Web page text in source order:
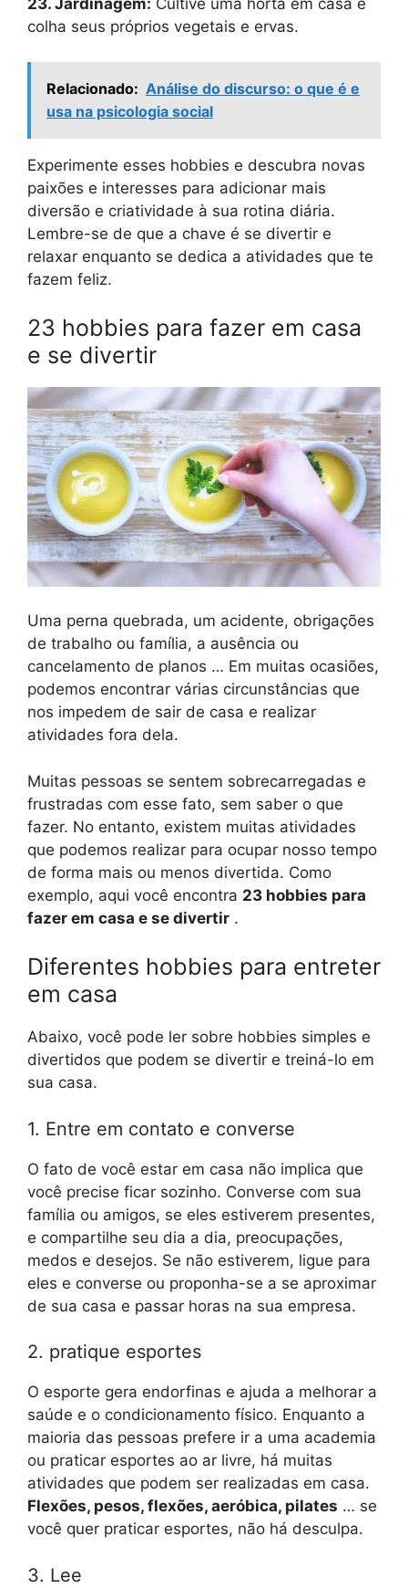
23. Jardinagem: Cultive uma horta em casa e
colha seus próprios vegetais e ervas.
Relacionado: Análise do discurso: o que é e
usa na psicologia social
Experimente esses hobbies e descubra novas
paixões e interesses para adicionar mais
diversão e criatividade à sua rotina diária.
Lembre-se de que a chave é se divertir e
relaxar enquanto se dedica a atividades que te
fazem feliz.
23 hobbies para fazer em casa
e se divertir
Uma perna quebrada, um acidente, obrigações
de trabalho ou família, a ausência ou
cancelamento de planos … Em muitas ocasiões,
podemos encontrar várias circunstâncias que
nos impedem de sair de casa e realizar
atividades fora dela.
Muitas pessoas se sentem sobrecarregadas e
frustradas com esse fato, sem saber o que
fazer. No entanto, existem muitas atividades
que podemos realizar para ocupar nosso tempo
de forma mais ou menos divertida. Como
exemplo, aqui você encontra 23 hobbies para
fazer em casa e se divertir .
Diferentes hobbies para entreter
em casa
Abaixo, você pode ler sobre hobbies simples e
divertidos que podem se divertir e treiná-lo em
sua casa.
1. Entre em contato e converse
O fato de você estar em casa não implica que
você precise ficar sozinho. Converse com sua
família ou amigos, se eles estiverem presentes,
e compartilhe seu dia a dia, preocupações,
medos e desejos. Se não estiverem, ligue para
eles e converse ou proponha-se a se aproximar
de sua casa e passar horas na sua empresa.
2. pratique esportes
O esporte gera endorfinas e ajuda a melhorar a
saúde e o condicionamento físico. Enquanto a
maioria das pessoas prefere ir a uma academia
ou praticar esportes ao ar livre, há muitas
atividades que podem ser realizadas em casa.
Flexões, pesos, flexões, aeróbica, pilates … se
você quer praticar esportes, não há desculpa.
3. Lee